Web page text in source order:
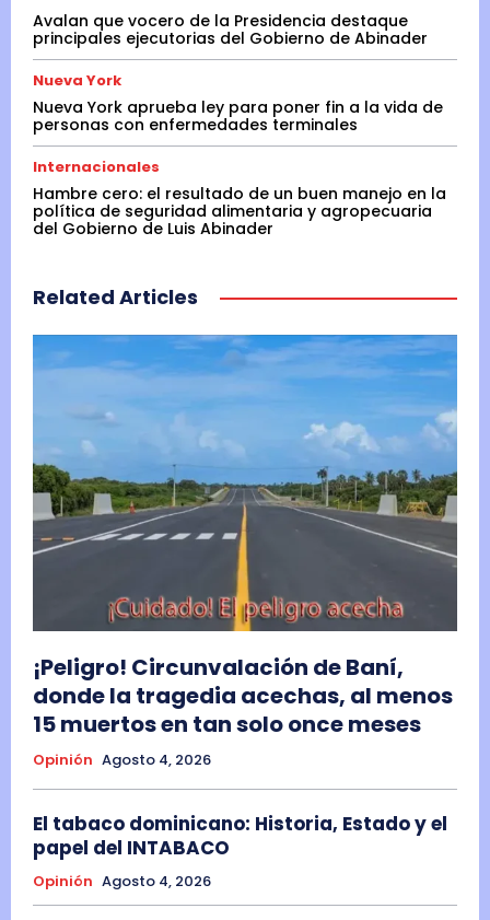
Avalan que vocero de la Presidencia destaque
principales ejecutorias del Gobierno de Abinader
Nueva York
Nueva York aprueba ley para poner fin a la vida de
personas con enfermedades terminales
Internacionales
Hambre cero: el resultado de un buen manejo en la
política de seguridad alimentaria y agropecuaria
del Gobierno de Luis Abinader
Related Articles
¡Peligro! Circunvalación de Baní,
donde la tragedia acechas, al menos
15 muertos en tan solo once meses
Opinión Agosto 4, 2026
El tabaco dominicano: Historia, Estado y el
papel del INTABACO
Opinión Agosto 4, 2026